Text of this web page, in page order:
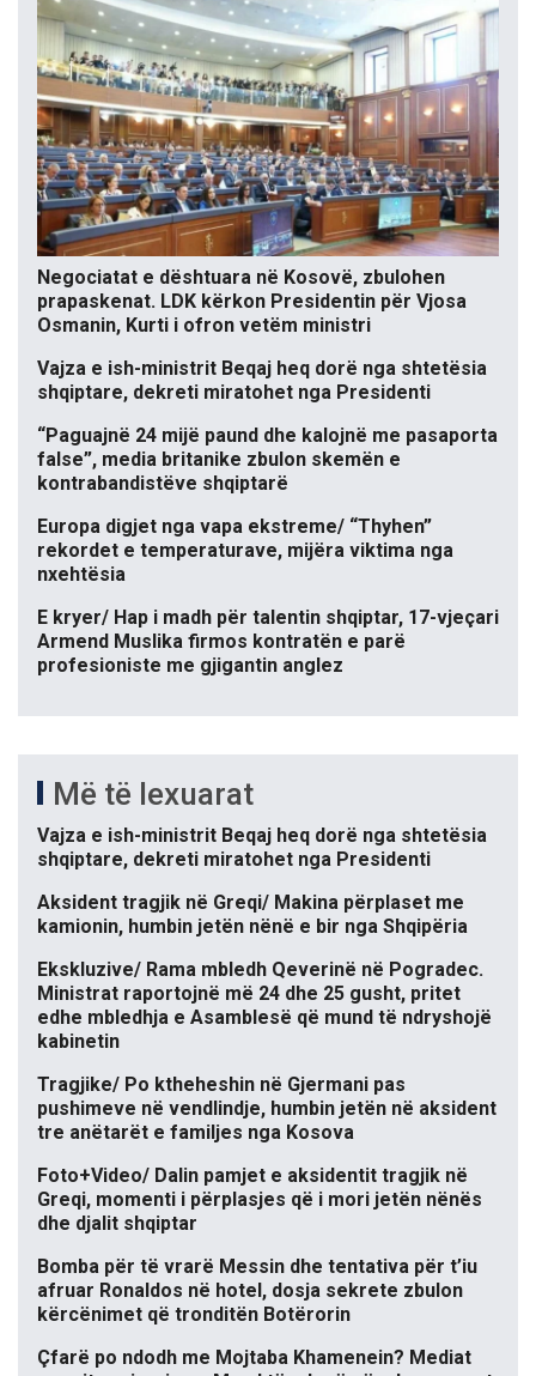
Negociatat e dështuara në Kosovë, zbulohen
prapaskenat. LDK kërkon Presidentin për Vjosa
Osmanin, Kurti i ofron vetëm ministri
Vajza e ish-ministrit Beqaj heq dorë nga shtetësia
shqiptare, dekreti miratohet nga Presidenti
“Paguajnë 24 mijë paund dhe kalojnë me pasaporta
false”, media britanike zbulon skemën e
kontrabandistëve shqiptarë
Europa digjet nga vapa ekstreme/ “Thyhen”
rekordet e temperaturave, mijëra viktima nga
nxehtësia
E kryer/ Hap i madh për talentin shqiptar, 17-vjeçari
Armend Muslika firmos kontratën e parë
profesioniste me gjigantin anglez
Më të lexuarat
Vajza e ish-ministrit Beqaj heq dorë nga shtetësia
shqiptare, dekreti miratohet nga Presidenti
Aksident tragjik në Greqi/ Makina përplaset me
kamionin, humbin jetën nënë e bir nga Shqipëria
Ekskluzive/ Rama mbledh Qeverinë në Pogradec.
Ministrat raportojnë më 24 dhe 25 gusht, pritet
edhe mbledhja e Asamblesë që mund të ndryshojë
kabinetin
Tragjike/ Po ktheheshin në Gjermani pas
pushimeve në vendlindje, humbin jetën në aksident
tre anëtarët e familjes nga Kosova
Foto+Video/ Dalin pamjet e aksidentit tragjik në
Greqi, momenti i përplasjes që i mori jetën nënës
dhe djalit shqiptar
Bomba për të vrarë Messin dhe tentativa për t’iu
afruar Ronaldos në hotel, dosja sekrete zbulon
kërcënimet që tronditën Botërorin
Çfarë po ndodh me Mojtaba Khamenein? Mediat